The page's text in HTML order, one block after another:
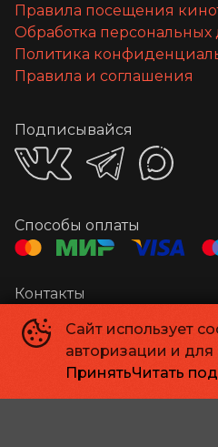
Сайт использует
авторизации и для
ПринятьЧитать
Правила посещения
Обработка персональных
Политика
Правила и соглашения
Подписывайся
Способы оплаты
Контакты
Администратор
Касса
+7 841 220-02-06